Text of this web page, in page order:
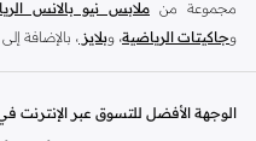
مجموعة من ملابس نيو بالانس
وجاكيتات الرياضية، وبلايز ، بالإضافة
تسوقأزياء الرجال من نيو بالانس
التيشرتات
قماش وبناطيل متنوعة والجوارب و
الوجهة الأفضل للتسوق عبر الإنترنت